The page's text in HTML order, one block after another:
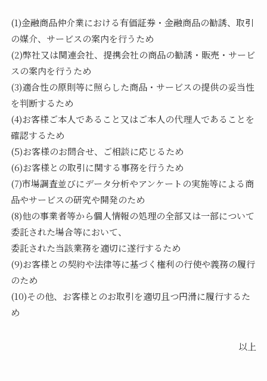
(1)金融商品仲介業における有価証券・金融商品の勧誘、取引
の媒介、サービスの案内を行うため
(2)弊社又は関連会社、提携会社の商品の勧誘・販売・サービ
スの案内を行うため
(3)適合性の原則等に照らした商品・サービスの提供の妥当性
を判断するため
(4)お客様ご本人であること又はご本人の代理人であることを
確認するため
(5)お客様のお問合せ、ご相談に応じるため
(6)お客様との取引に関する事務を行うため
(7)市場調査並びにデータ分析やアンケートの実施等による商
品やサービスの研究や開発のため
(8)他の事業者等から個人情報の処理の全部又は一部について
委託された場合等において、
委託された当該業務を適切に遂行するため
(9)お客様との契約や法律等に基づく権利の行使や義務の履行
のため
(10)その他、お客様とのお取引を適切且つ円滑に履行するた
め
以上